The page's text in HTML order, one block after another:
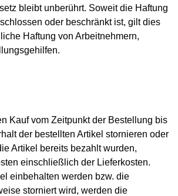
bleibt unberührt. Soweit die Haftung
oder beschränkt ist, gilt dies
Haftung von Arbeitnehmern,
Kauf vom Zeitpunkt der Bestellung bis
der bestellten Artikel stornieren oder
Artikel bereits bezahlt wurden,
einschließlich der Lieferkosten.
einbehalten werden bzw. die
storniert wird, werden die